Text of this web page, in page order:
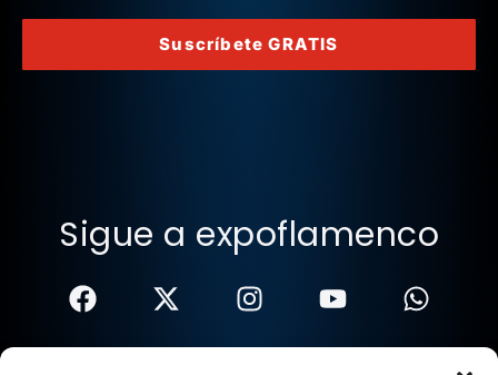
Suscríbete GRATIS
Sigue a expoflamenco